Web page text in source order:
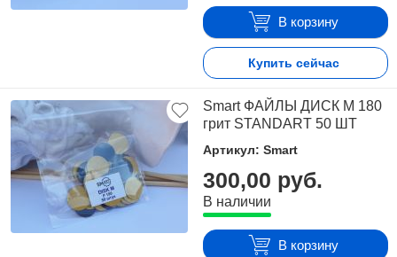
В корзину
Купить сейчас
Smart ФАЙЛЫ ДИСК М 180
грит STANDART 50 ШТ
Артикул: Smart
300,00 руб.
В наличии
В корзину